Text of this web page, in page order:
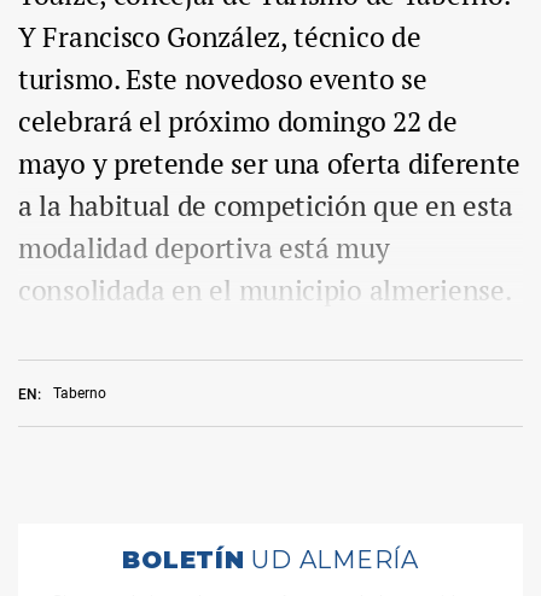
EN: Taberno
Y Francisco González, técnico de
turismo. Este novedoso evento se
celebrará el próximo domingo 22 de
mayo y pretende ser una oferta diferente
a la habitual de competición que en esta
modalidad deportiva está muy
consolidada en el municipio almeriense.